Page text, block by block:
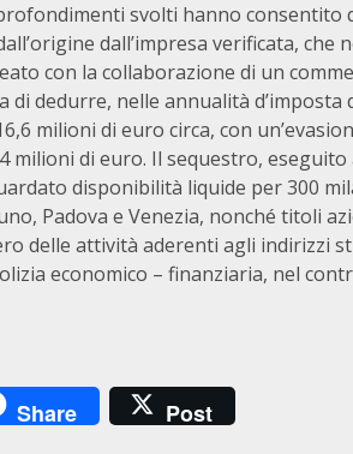
svolti hanno consentito
dall’impresa verificata, che
con la collaborazione di un
di dedurre, nelle annualità
milioni di euro circa, con
milioni di euro. Il sequestro,
disponibilità liquide per 300
Padova e Venezia, nonché titoli
delle attività aderenti agli indirizzi
economico – finanziaria, nel
Share Post